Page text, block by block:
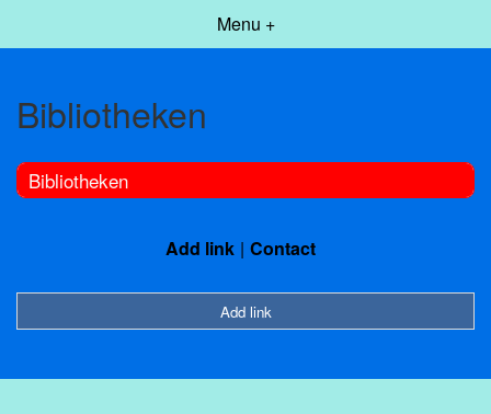
Menu +
Bibliotheken
Bibliotheken
Add link Contact
Add link